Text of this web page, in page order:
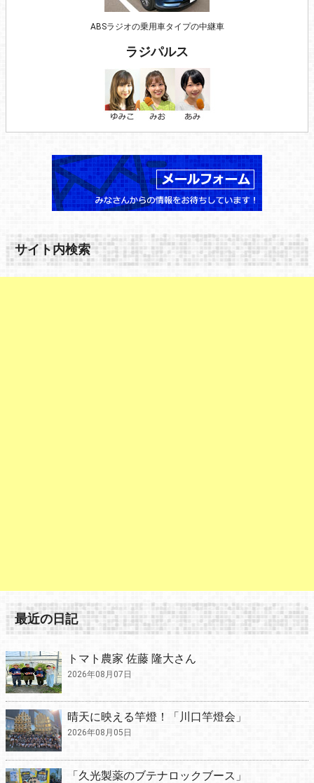
ABSラジオの乗用車タイプの中継車
ラジパルス
サイト内検索
最近の日記
トマト農家 佐藤 隆大さん
2026年08月07日
晴天に映える竿燈！「川口竿燈会」
2026年08月05日
「久光製薬のブテナロックブース」